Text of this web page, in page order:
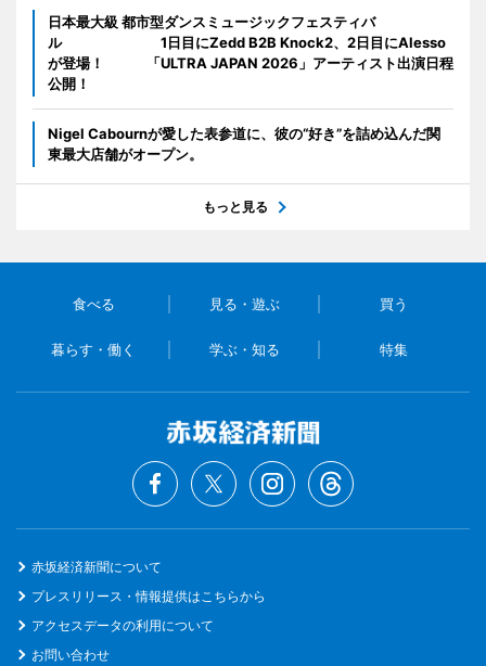
日本最大級 都市型ダンスミュージックフェスティバ
ル 1日目にZedd B2B Knock2、2日目にAlesso
が登場！ 「ULTRA JAPAN 2026」アーティスト出演日程
公開！
Nigel Cabournが愛した表参道に、彼の“好き”を詰め込んだ関
東最大店舗がオープン。
もっと見る
食べる 見る・遊ぶ 買う
暮らす・働く 学ぶ・知る 特集
赤坂経済新聞について
プレスリリース・情報提供はこちらから
アクセスデータの利用について
お問い合わせ